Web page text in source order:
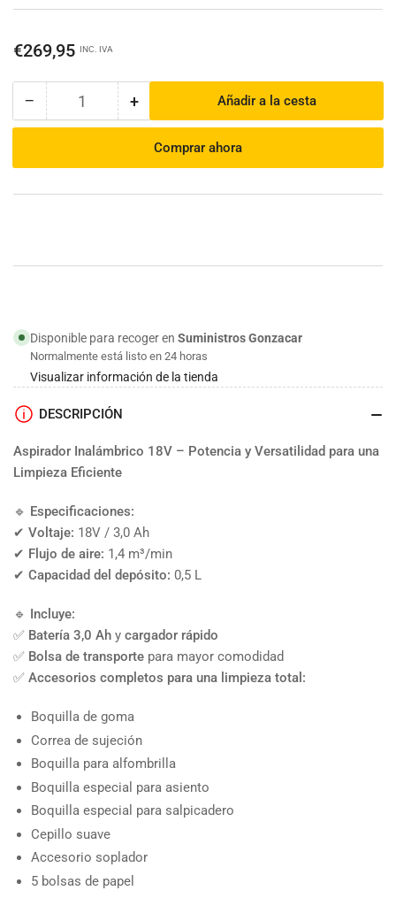
Precio
€269,95 INC. IVA
− Reducir
cantidad
Aspirador
Cantidad +Aumentar
cantidad
para
Aspirador
Añadir a la cesta
Comprar ahora
Disponible para recoger en Suministros Gonzacar
Normalmente está listo en 24 horas
Visualizar información de la tienda
DESCRIPCIÓN
Aspirador Inalámbrico 18V – Potencia y Versatilidad para una
Limpieza Eficiente
🔹 Especificaciones:
✔ Voltaje: 18V / 3,0 Ah
✔ Flujo de aire: 1,4 m³/min
✔ Capacidad del depósito: 0,5 L
🔹 Incluye:
✅ Batería 3,0 Ah y cargador rápido
✅ Bolsa de transporte para mayor comodidad
✅ Accesorios completos para una limpieza total:
Boquilla de goma
Correa de sujeción
Boquilla para alfombrilla
Boquilla especial para asiento
Boquilla especial para salpicadero
Cepillo suave
Accesorio soplador
5 bolsas de papel